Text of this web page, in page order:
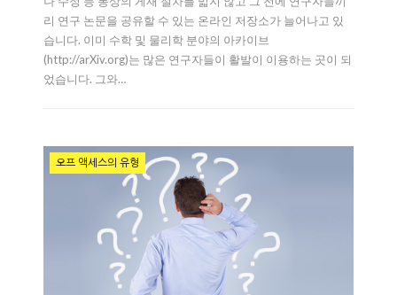
리 연구 논문을 공유할 수 있는 온라인 저장소가 늘어나고 있
습니다. 이미 수학 및 물리학 분야의 아카이브
(http://arXiv.org)는 많은 연구자들이 활발이 이용하는 곳이 되
었습니다. 그와…
오프 액세스의 유형